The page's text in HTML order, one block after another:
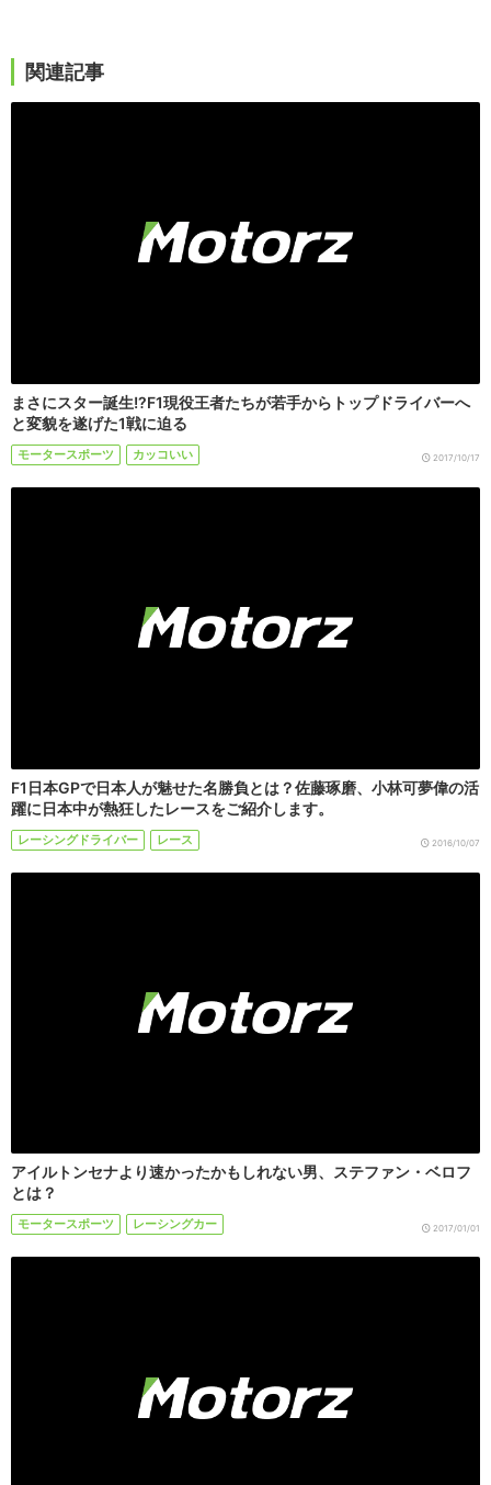
関連記事
まさにスター誕生!?F1現役王者たちが若手からトップドライバーへ
と変貌を遂げた1戦に迫る
モータースポーツ カッコいい 2017/10/17
F1日本GPで日本人が魅せた名勝負とは？佐藤琢磨、小林可夢偉の活
躍に日本中が熱狂したレースをご紹介します。
レーシングドライバー レース 2016/10/07
アイルトンセナより速かったかもしれない男、ステファン・ベロフ
とは？
モータースポーツ レーシングカー 2017/01/01